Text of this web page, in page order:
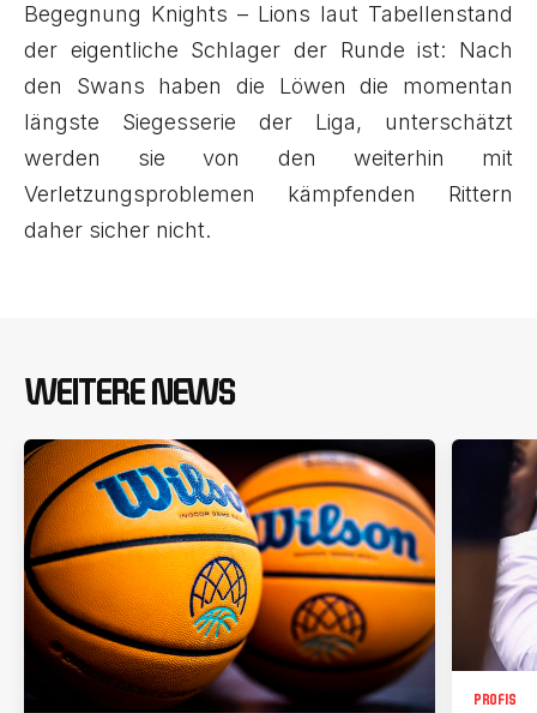
Begegnung Knights – Lions laut Tabellenstand
der eigentliche Schlager der Runde ist: Nach
den Swans haben die Löwen die momentan
längste Siegesserie der Liga, unterschätzt
werden sie von den weiterhin mit
Verletzungsproblemen kämpfenden Rittern
daher sicher nicht.
WEITERE NEWS
PROFIS